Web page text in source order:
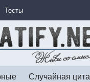
Тесты
Случайная